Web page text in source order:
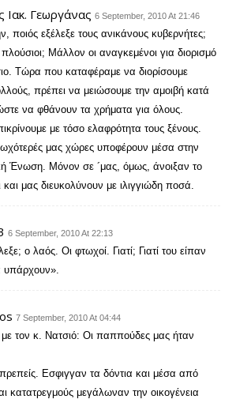
Ιακ. Γεωργάνας 6 September, 2010 At 21:46
ποιός εξέλεξε τους ανικάνους κυβερνήτες;
Μάλλον οι αναγκεμένοι για διορισμό
Τώρα που καταφέραμε να διορίσουμε
πρέπει να μειώσουμε την αμοιβή κατά
να φθάνουν τα χρήματα για όλους.
με τόσο ελαφρότητα τους ξένους.
μας χώρες υποφέρουν μέσα στην
Ένωση. Μόνον σε ´μας, όμως, άνοιξαν το
και μας διευκολύνουν με ιλιγγιώδη ποσά.
6 September, 2010 At 22:13
ο λαός. Οι φτωχοί. Γιατί; Γιατί του είπαν
υπάρχουν».
7 September, 2010 At 04:44
τον κ. Νατσιό: Οι παππούδες μας ήταν
Εσφιγγαν τα δόντια και μέσα από
κατατρεγμούς μεγάλωναν την οικογένεια